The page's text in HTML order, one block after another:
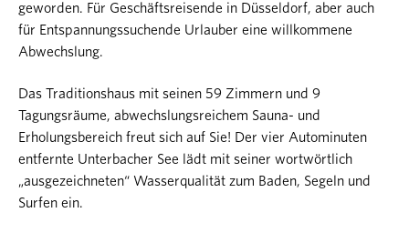
geworden. Für Geschäftsreisende in Düsseldorf, aber auch
für Entspannungssuchende Urlauber eine willkommene
Abwechslung.
Das Traditionshaus mit seinen 59 Zimmern und 9
Tagungsräume, abwechslungsreichem Sauna- und
Erholungsbereich freut sich auf Sie! Der vier Autominuten
entfernte Unterbacher See lädt mit seiner wortwörtlich
„ausgezeichneten“ Wasserqualität zum Baden, Segeln und
Surfen ein.